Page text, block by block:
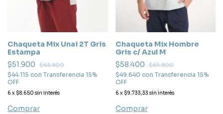
Chaqueta Mix Unai 2T Gris
Estampa
$51.900
$65.800
$44.115 con Transferencia 15%
OFF
6 x $8.650 sin interés
Comprar
Chaqueta Mix Hombre
Gris c/ Azul M
$58.400
$65.800
$49.640 con Transferencia 15%
OFF
6 x $9.733,33 sin interés
Comprar